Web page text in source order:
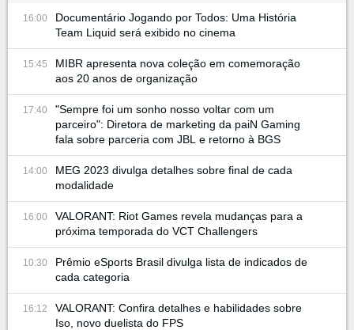
16:00
Documentário Jogando por Todos: Uma História
Team Liquid será exibido no cinema
15:45
MIBR apresenta nova coleção em comemoração
aos 20 anos de organização
17:40
"Sempre foi um sonho nosso voltar com um
parceiro": Diretora de marketing da paiN Gaming
fala sobre parceria com JBL e retorno à BGS
14:00
MEG 2023 divulga detalhes sobre final de cada
modalidade
16:00
VALORANT: Riot Games revela mudanças para a
próxima temporada do VCT Challengers
10:30
Prêmio eSports Brasil divulga lista de indicados de
cada categoria
16:12
VALORANT: Confira detalhes e habilidades sobre
Iso, novo duelista do FPS